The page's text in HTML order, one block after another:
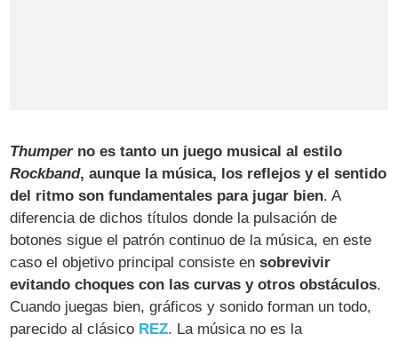
Thumperno es tanto un juego musical al estilo
Rockband, aunque la música, los reflejos y el sentido
del ritmo son fundamentales para jugar bien. A
diferencia de dichos títulos donde la pulsación de
botones sigue el patrón continuo de la música, en este
caso el objetivo principal consiste ensobrevivir
evitando choques con las curvas y otros obstáculos.
Cuando juegas bien, gráficos y sonido forman un todo,
parecido al clásico REZ. La música no es la